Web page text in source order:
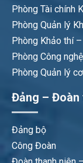
Phòng Tài chính
Phòng Quản lý
Phòng Khảo thí
Phòng Công
Phòng Quản lý
Đảng – Đoàn
Đảng bộ
Công Đoàn